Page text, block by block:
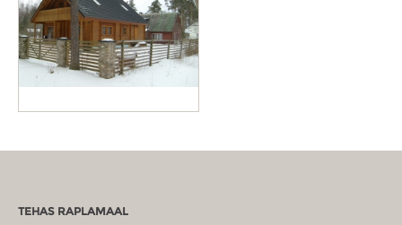
TEHAS RAPLAMAAL